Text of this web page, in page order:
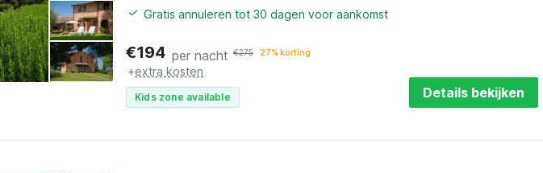
Gratis annuleren tot 30 dagen voor aankomst
€194 per nacht €275 27% korting
+extra kosten
Kids zone available Details bekijken